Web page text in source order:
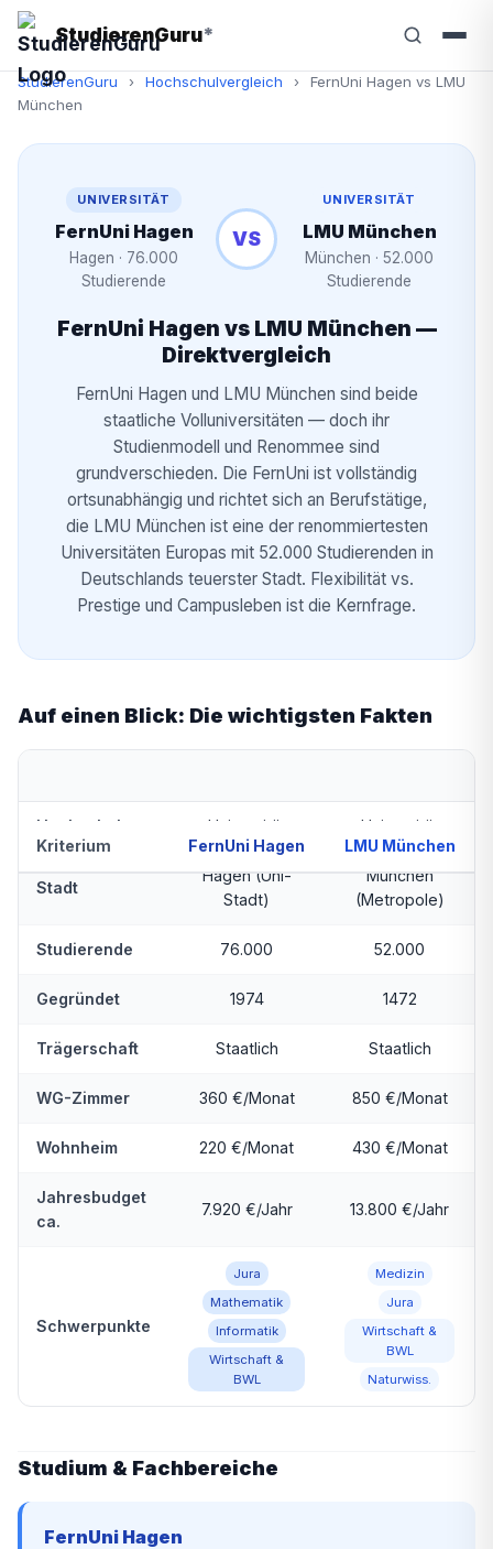
StudierenGuru*
StudierenGuru › Hochschulvergleich ›
FernUni Hagen vs LMU
München
UNIVERSITÄT
FernUni Hagen
Hagen · 76.000
Studierende
VS
UNIVERSITÄT
LMU München
München · 52.000
Studierende
FernUni Hagen vs LMU München —
Direktvergleich
FernUni Hagen und LMU München sind beide
staatliche Volluniversitäten — doch ihr
Studienmodell und Renommee sind
grundverschieden. Die FernUni ist vollständig
ortsunabhängig und richtet sich an Berufstätige,
die LMU München ist eine der renommiertesten
Universitäten Europas mit 52.000 Studierenden in
Deutschlands teuerster Stadt. Flexibilität vs.
Prestige und Campusleben ist die Kernfrage.
Auf einen Blick: Die wichtigsten Fakten
Kriterium FernUni Hagen LMU München
Hochschultyp Universität Universität
Stadt
Hagen (Uni-
Stadt)
München
(Metropole)
Studierende 76.000 52.000
Gegründet 1974 1472
Trägerschaft Staatlich Staatlich
WG-Zimmer 360 €/Monat 850 €/Monat
Wohnheim 220 €/Monat 430 €/Monat
Jahresbudget
ca.
7.920 €/Jahr 13.800 €/Jahr
Schwerpunkte
Jura
Mathematik
Informatik
Wirtschaft &
BWL
Medizin
Jura
Wirtschaft &
BWL
Naturwiss.
Studium & Fachbereiche
FernUni Hagen